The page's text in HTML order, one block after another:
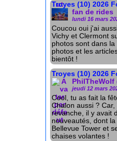
Troyes (10) 2026
fan de rides
lundi 16 mars
Coucou oui j'ai
Vichy et Clermont
photos sont dans
photos et les
bientôt !
Troyes (10) 2026
jeudi 12 mars
Cool, tu as fait la
Chalon aussi ? Car,
revanche, il y avait
nouveautés, dont
Bellevue Tower et
chaises volantes !